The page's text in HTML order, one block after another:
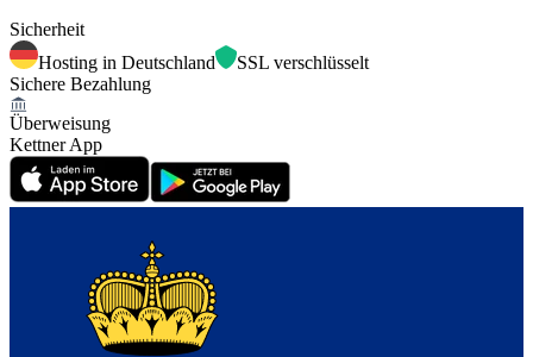
Sicherheit
Hosting in Deutschland
SSL verschlüsselt
Sichere Bezahlung
Überweisung
Kettner App